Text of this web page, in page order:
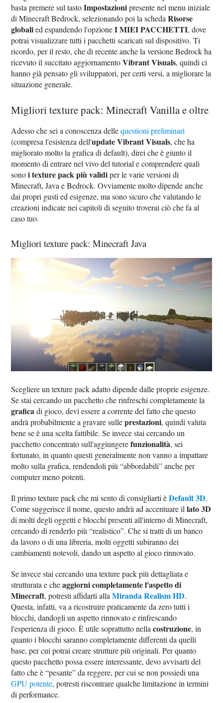
basta premere sul tastoImpostazionipresente nel menu iniziale
di Minecraft Bedrock, selezionando poi la schedaRisorse
globalied espandendo l'opzioneI MIEI PACCHETTI, dove
potrai visualizzare tutti i pacchetti scaricati sul dispositivo. Ti
ricordo, per il resto, che di recente anche la versione Bedrock ha
ricevuto il succitato aggiornamentoVibrant Visuals, quindi ci
hanno già pensato gli sviluppatori, per certi versi, a migliorare la
situazione generale.
Migliori texture pack: Minecraft Vanilla e oltre
Adesso che sei a conoscenza dellequestioni preliminari
(compresa l'esistenza dell'update Vibrant Visuals, che ha
migliorato molto la grafica di default), direi che è giunto il
momento di entrare nel vivo del tutorial e comprendere quali
sonoi texture pack più validiper le varie versioni di
Minecraft, Java e Bedrock. Ovviamente molto dipende anche
dai propri gusti ed esigenze, ma sono sicuro che valutando le
creazioni indicate nei capitoli di seguito troverai ciò che fa al
caso tuo.
Migliori texture pack: Minecraft Java
Scegliere un texture pack adatto dipende dalle proprie esigenze.
Se stai cercando un pacchetto che rinfreschi completamente la
graficadi gioco, devi essere a corrente del fatto che questo
andrà probabilmente a gravare sulleprestazioni, quindi valuta
bene se è una scelta fattibile. Se invece stai cercando un
pacchetto concentrato sull'aggiungerefunzionalità, sei
fortunato, in quanto questi generalmente non vanno a impattare
molto sulla grafica, rendendoli più “abbordabili” anche per
computer meno potenti.
Il primo texture pack che mi sento di consigliarti èDefault 3D.
Come suggerisce il nome, questo andrà ad accentuare illato 3D
di molti degli oggetti e blocchi presenti all'interno di Minecraft,
cercando di renderlo più “realistico”. Che si tratti di un banco
da lavoro o di una libreria, molti oggetti subiranno dei
cambiamenti notevoli, dando un aspetto al gioco rinnovato.
Se invece stai cercando una texture pack più dettagliata e
strutturata e cheaggiorni completamente l'aspetto di
Minecraft, potresti affidarti allaMiranda Realism HD.
Questa, infatti, va a ricostruire praticamente da zero tutti i
blocchi, dandogli un aspetto rinnovato e rinfrescando
l'esperienza di gioco. È utile soprattutto nellacostruzione, in
quanto i blocchi saranno completamente differenti da quelli
base, per cui potrai creare strutture più originali. Per quanto
questo pacchetto possa essere interessante, devo avvisarti del
fatto che è “pesante” da reggere, per cui se non possiedi una
GPU potente, potresti riscontrare qualche limitazione in termini
di performance.